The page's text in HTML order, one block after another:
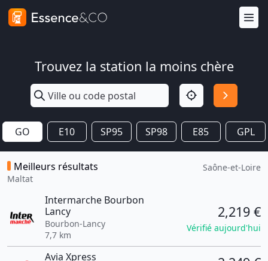
Trouvez la station la moins chère
GO E10 SP95 SP98 E85 GPL
Meilleurs résultats
Maltat
Saône-et-Loire
Intermarche Bourbon
Lancy
Bourbon-Lancy
7,7 km
2,219 €
Vérifié aujourd'hui
Avia Xpress